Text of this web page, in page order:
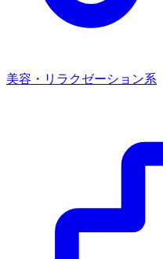
美容・リラクゼーション系